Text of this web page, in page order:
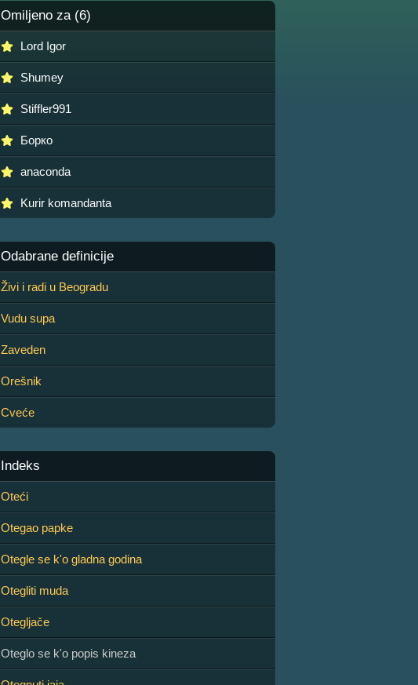
Omiljeno za (6)
Lord Igor
Shumey
Stiffler991
Борко
anaconda
Kurir komandanta
Odabrane definicije
Živi i radi u Beogradu
Vudu supa
Zaveden
Orešnik
Cveće
Indeks
Oteći
Otegao papke
Otegle se k'o gladna godina
Otegliti muda
Otegljače
Oteglo se k'o popis kineza